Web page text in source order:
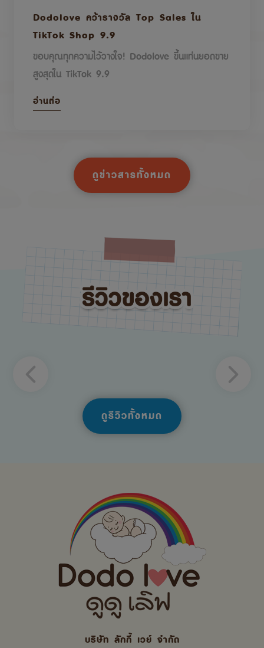
Dodolove คว้ารางวัล Top Sales ใน
TikTok Shop 9.9
ขอบคุณทุกความไว้วางใจ! Dodolove ขึ้นแท่นยอดขาย
สูงสุดใน TikTok 9.9
อ่านต่อ
ดูข่าวสารทั้งหมด
ดูรีวิวทั้งหมด
บริษัท ลักกี้ เวย์ จํากัด